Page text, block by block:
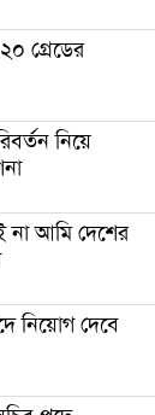
ভাস্কর্যবিরোধী
গ্রেডের
নিয়ে
না আমি দেশের
নিয়োগ দেবে